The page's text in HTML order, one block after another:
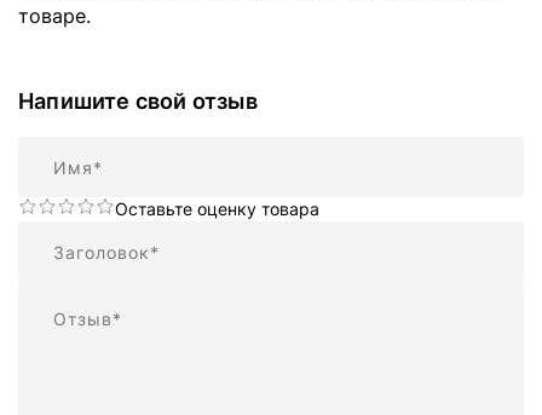
товаре.
Напишите свой отзыв
Оставьте оценку товара